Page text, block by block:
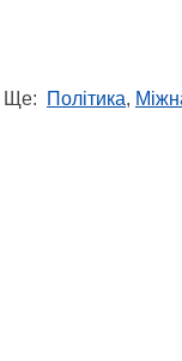
Ще: Політика,